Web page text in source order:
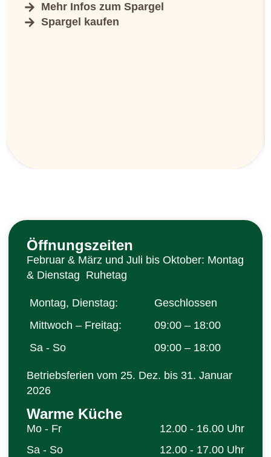
Mehr Infos zum Spargel
Spargel kaufen
Öffnungszeiten
Februar & März und Juli bis Oktober: Montag
& Dienstag Ruhetag
Montag, Dienstag:
Geschlossen
Mittwoch – Freitag:
09:00 – 18:00
Sa - So
09:00 – 18:00
Betriebsferien vom 25. Dez. bis 31. Januar
2026
Warme Küche
Mo - Fr
12.00 - 16.00 Uhr
Sa - So
12.00 - 17.00 Uhr